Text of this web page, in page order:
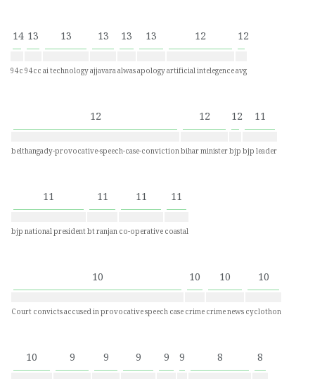
14
94c
13
94cc
13
ai technology
13
ajjavara
13
alwas
13
apology
12
artificial intelegence
12
avg
12
belthangady-provocative-speech-case-conviction
12
bihar minister
12
bjp
11
bjp leader
11
bjp national president
11
bt ranjan
11
co-operative
11
coastal
10
Court convicts accused in provocative speech case
10
crime
10
crime news
10
cyclothon
10 9 9 9 9 9 8 8